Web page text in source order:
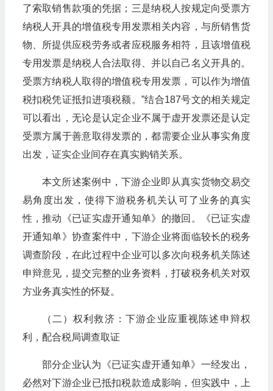
了索取销售款项的凭据；三是纳税人按规定向受票方
纳税人开具的增值税专用发票相关内容，与所销售货
物、所提供应税劳务或者应税服务相符，且该增值税
专用发票是纳税人合法取得、并以自己名义开具的。
受票方纳税人取得的增值税专用发票，可以作为增值
税扣税凭证抵扣进项税额。”结合187号文的相关规定
可以看出，无论是认定企业不属于虚开发票还是认定
受票方属于善意取得发票的，都需要企业从事实角度
出发，证实企业间存在真实购销关系。
本文所述案例中，下游企业即从真实货物交易交
易角度出发，使得下游税务机关认可了业务的真实
性，推动《已证实虚开通知单》的撤回。《已证实虚
开通知单》协查案件中，下游企业将面临较长的税务
调查阶段，在此过程中企业可以多次向税务机关陈述
申辩意见，提交完整的业务资料，打破税务机关对双
方业务真实性的怀疑。
（二）权利救济：下游企业应重视陈述申辩权
利，配合税局调查取证
部分企业认为《已证实虚开通知单》一经发出，
必然对下游企业已抵扣税款造成影响，但实践中，上